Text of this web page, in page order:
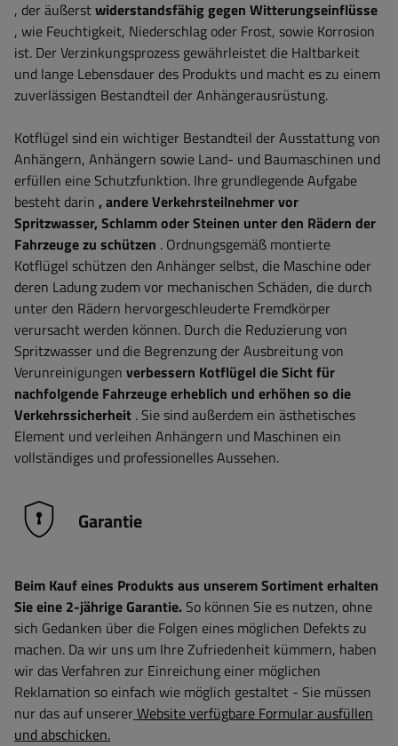
, der äußerstwiderstandsfähig gegen Witterungseinflüsse
, wie Feuchtigkeit, Niederschlag oder Frost, sowie Korrosion
ist. Der Verzinkungsprozess gewährleistet die Haltbarkeit
und lange Lebensdauer des Produkts und macht es zu einem
zuverlässigen Bestandteil der Anhängerausrüstung.
Kotflügel sind ein wichtiger Bestandteil der Ausstattung von
Anhängern, Anhängern sowie Land- und Baumaschinen und
erfüllen eine Schutzfunktion. Ihre grundlegende Aufgabe
besteht darin , andere Verkehrsteilnehmer vor
Spritzwasser, Schlamm oder Steinen unter den Rädern der
Fahrzeuge zu schützen . Ordnungsgemäß montierte
Kotflügel schützen den Anhänger selbst, die Maschine oder
deren Ladung zudem vor mechanischen Schäden, die durch
unter den Rädern hervorgeschleuderte Fremdkörper
verursacht werden können. Durch die Reduzierung von
Spritzwasser und die Begrenzung der Ausbreitung von
Verunreinigungen verbessern Kotflügel die Sicht für
nachfolgende Fahrzeuge erheblich und erhöhen so die
Verkehrssicherheit . Sie sind außerdem ein ästhetisches
Element und verleihen Anhängern und Maschinen ein
vollständiges und professionelles Aussehen.
Garantie
Beim Kauf eines Produkts aus unserem Sortiment erhalten
Sie eine 2-jährige Garantie. So können Sie es nutzen, ohne
sich Gedanken über die Folgen eines möglichen Defekts zu
machen. Da wir uns um Ihre Zufriedenheit kümmern, haben
wir das Verfahren zur Einreichung einer möglichen
Reklamation so einfach wie möglich gestaltet - Sie müssen
nur das auf unsererWebsite verfügbare Formular ausfüllen
und abschicken.